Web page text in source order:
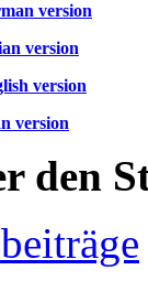
version
version
version
version
den